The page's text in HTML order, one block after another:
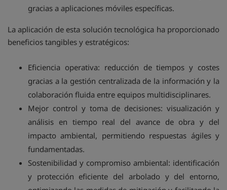
gracias a aplicaciones móviles específicas.
La aplicación de esta solución tecnológica ha proporcionado
beneficios tangibles y estratégicos:
Eficiencia operativa: reducción de tiempos y costes
gracias a la gestión centralizada de la información y la
colaboración fluida entre equipos multidisciplinares.
Mejor control y toma de decisiones: visualización y
análisis en tiempo real del avance de obra y del
impacto ambiental, permitiendo respuestas ágiles y
fundamentadas.
Sostenibilidad y compromiso ambiental: identificación
y protección eficiente del arbolado y del entorno,